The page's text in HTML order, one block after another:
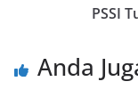
PSSI
Anda